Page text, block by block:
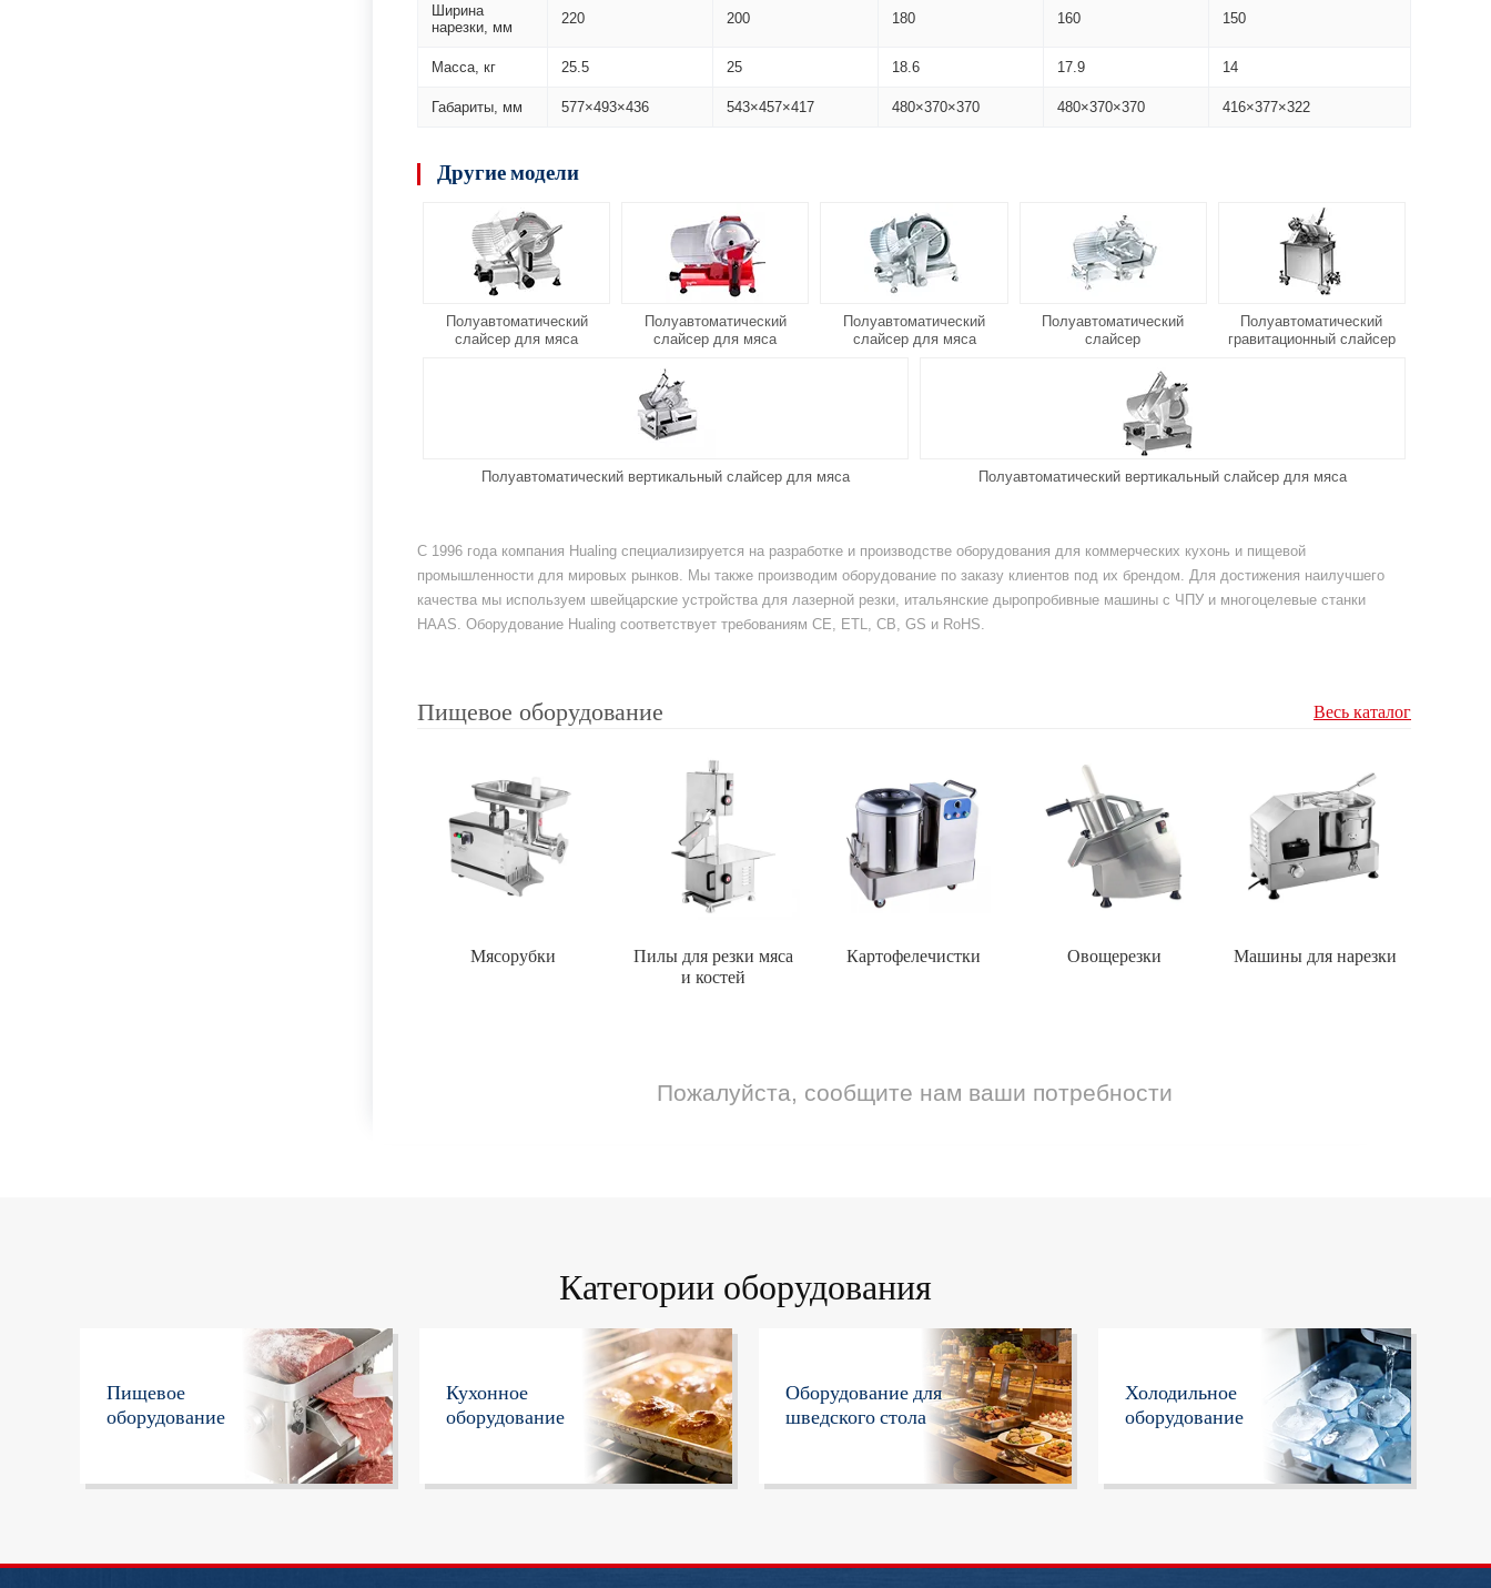
Ширина
нарезки, мм
220 200 180 160 150
Масса, кг 25.5 25 18.6 17.9 14
Габариты, мм 577×493×436 543×457×417 480×370×370 480×370×370 416×377×322
Другие модели
Полуавтоматический
слайсер для мяса
Полуавтоматический
слайсер для мяса
Полуавтоматический
слайсер для мяса
Полуавтоматический
слайсер
Полуавтоматический
гравитационный слайсер
Полуавтоматический вертикальный слайсер для мяса Полуавтоматический вертикальный слайсер для мяса
С 1996 года компания Hualing специализируется на разработке и производстве оборудования для коммерческих кухонь и пищевой
промышленности для мировых рынков. Мы также производим оборудование по заказу клиентов под их брендом. Для достижения наилучшего
качества мы используем швейцарские устройства для лазерной резки, итальянские дыропробивные машины с ЧПУ и многоцелевые станки
HAAS. Оборудование Hualing соответствует требованиям CE, ETL, CB, GS и RoHS.
Пищевое оборудование Весь каталог
Мясорубки
Пилы для резки мяса
и костей
Картофелечистки Овощерезки Машины для нарезки
Пожалуйста, сообщите нам ваши потребности
Категории оборудования
Пищевое
оборудование
Кухонное
оборудование
Оборудование для
шведского стола
Холодильное
оборудование